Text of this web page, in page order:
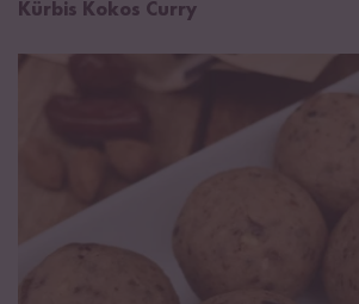
Kürbis Kokos Curry